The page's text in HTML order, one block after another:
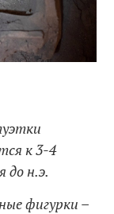
к 3-4
до н.э.
фигурки –